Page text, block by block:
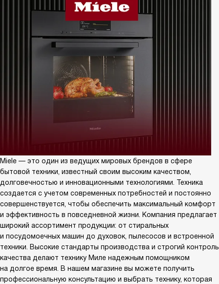
Miele — это один из ведущих мировых брендов в сфере
бытовой техники, известный своим высоким качеством,
долговечностью и инновационными технологиями. Техника
создается с учетом современных потребностей и постоянно
совершенствуется, чтобы обеспечить максимальный комфорт
и эффективность в повседневной жизни. Компания предлагает
широкий ассортимент продукции: от стиральных
и посудомоечных машин до духовок, пылесосов и встроенной
техники. Высокие стандарты производства и строгий контроль
качества делают технику Миле надежным помощником
на долгое время. В нашем магазине вы можете получить
профессиональную консультацию и выбрать технику, которая